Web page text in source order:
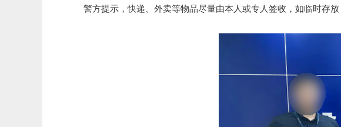
警方提示，快递、外卖等物品尽量由本人或专人签收，如临时存放